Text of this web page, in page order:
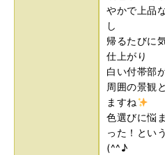
やかで上品
し
帰るたびに
仕上がり
白い付帯部
周囲の景観
ますね
色選びに悩
った！とい
(^^♪